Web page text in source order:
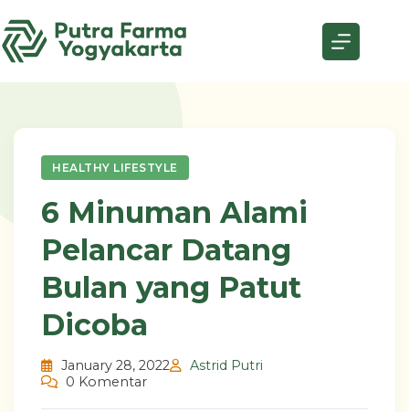
to
content
HEALTHY LIFESTYLE
6 Minuman Alami
Pelancar Datang
Bulan yang Patut
Dicoba
January 28, 2022
Astrid Putri
0 Komentar